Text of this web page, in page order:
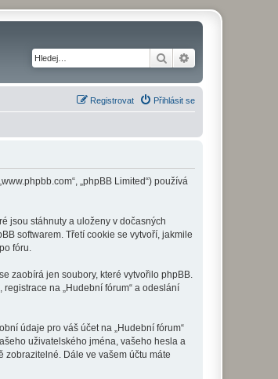
Hledat
Přihlásit se
Registrovat
„phpBB Limited“) používá
jsou stáhnuty a uloženy v dočasných
softwarem. Třetí cookie se vytvoří, jakmile
fóru.
zaobírá jen soubory, které vytvořilo phpBB.
na „Hudební fórum“ a odeslání
údaje pro váš účet na „Hudební fórum“
uživatelského jména, vašeho hesla a
Dále ve vašem účtu máte